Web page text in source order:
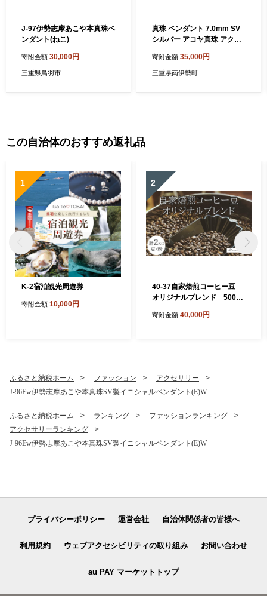
J-97伊勢志摩あこや本真珠ペ
ンダント(ねこ)
寄附金額 30,000円
三重県鳥羽市
真珠 ペンダント 7.0mm SV
シルバー アコヤ真珠 アクセ
ョン akoya パール フォーマ
ル カジュアル プレゼント ギ
寄附金額 35,000円
三重県南伊勢町
この自治体のおすすめ返礼品
1
K-2宿泊観光周遊券
寄附金額 10,000円
2
40-37自家焙煎コーヒー豆
オリジナルブレンド 500g×
寄附金額 40,000円
ふるさと納税ホーム ファッション
アクセサリー
J-96Ew伊勢志摩あこや本真珠SV製イニシャルペンダント(E)W
ふるさと納税ホーム ランキング
ファッションランキング
アクセサリーランキング
J-96Ew伊勢志摩あこや本真珠SV製イニシャルペンダント(E)W
プライバシーポリシー 運営会社 自治体関係者の皆様へ
利用規約 ウェブアクセシビリティの取り組み お問い合わせ
au PAY マーケットトップ